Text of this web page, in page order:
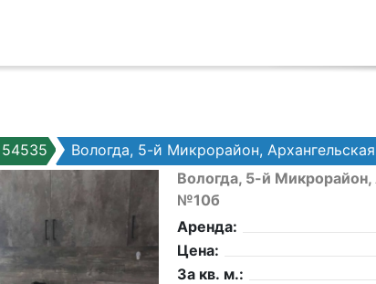
Вологда, 5-й Микрорайон,
Вологда, 5-й Микрорайон,
№10б
Аренда:
Цена:
За кв. м.: